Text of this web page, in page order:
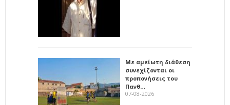
Με αμείωτη διάθεση
συνεχίζονται οι
προπονήσεις του
Πανθ…
07-08-2026